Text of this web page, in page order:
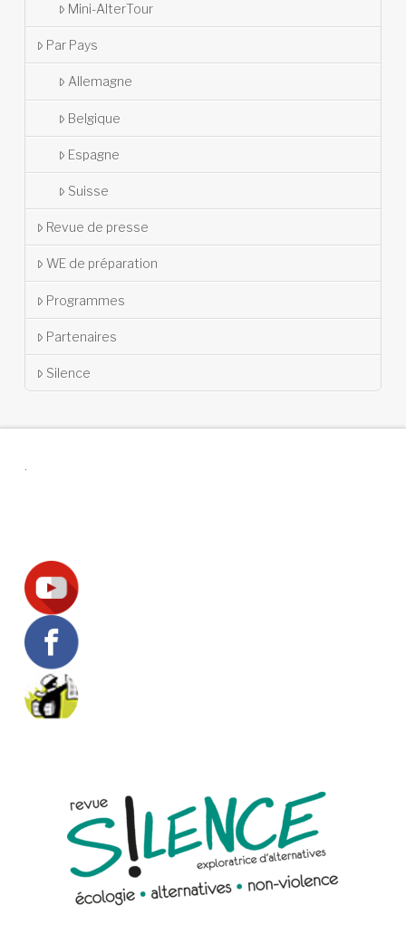
Mini-AlterTour
Par Pays
Allemagne
Belgique
Espagne
Suisse
Revue de presse
WE de préparation
Programmes
Partenaires
Silence